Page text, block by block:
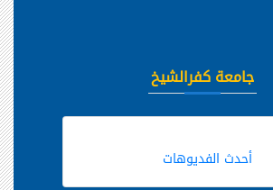
جامعة كفرالشيخ
أحدث الفديوهات